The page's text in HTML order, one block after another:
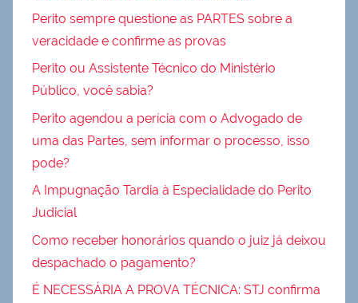
Perito sempre questione as PARTES sobre a
veracidade e confirme as provas
Perito ou Assistente Técnico do Ministério
Público, você sabia?
Perito agendou a perícia com o Advogado de
uma das Partes, sem informar o processo, isso
pode?
A Impugnação Tardia à Especialidade do Perito
Judicial
Como receber honorários quando o juiz já deixou
despachado o pagamento?
É NECESSÁRIA A PROVA TÉCNICA: STJ confirma